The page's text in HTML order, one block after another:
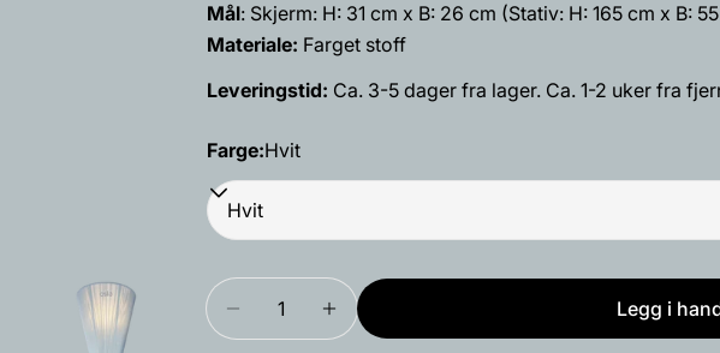
Mål: Skjerm: H: 31 cm x B: 26 cm (Stativ: H: 165 cm x B:
Materiale: Farget stoff
Leveringstid: Ca. 3-5 dager fra lager. Ca. 1-2 uker fra
Farge:Hvit
Mengde
Reduser antallet for Oslo Wood skjerm
Øk antallet for Oslo Wood skjerm
Legg i
Feltene merket med * er obligatoriske.